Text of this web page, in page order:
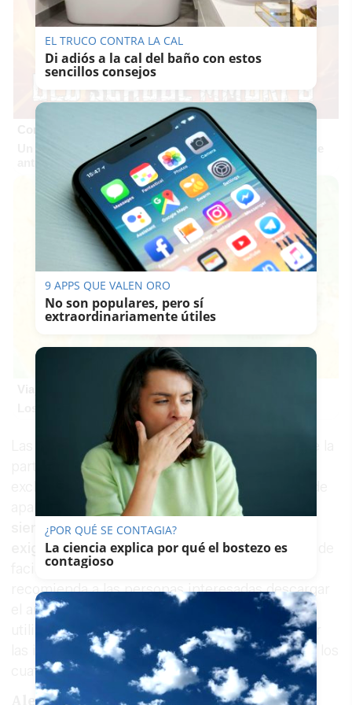
Un verdadero MMORPG de la vieja escuela ¡Cómo los de
antes, pero mejor!
Los pasaportes que más puertas abren ¿está el tuyo?
Las bases de la convocatoria contemplaban que la
participación en varios cupos no resultara
excluyente, por lo que una misma persona puede
en diferentes listados provisionales
siempre que reúna los requisitos específicos
exigidos para cada modalidad.Con el objetivo de
facilitar la consulta de los resultados, se
recomienda a las personas interesadas descargar
el archivo PDF correspondiente a su cupo y
utilizar el buscador del documento para localizar
las iniciales de su nombre y apellidos, así como los
cuatro últimos dígitos de su DNI o NIE.
Alegaciones
EL TRUCO CONTRA LA CAL
Di adiós a la cal del baño con estos
sencillos consejos
9 APPS QUE VALEN ORO
No son populares, pero sí
extraordinariamente útiles
¿POR QUÉ SE CONTAGIA?
La ciencia explica por qué el bostezo es
contagioso